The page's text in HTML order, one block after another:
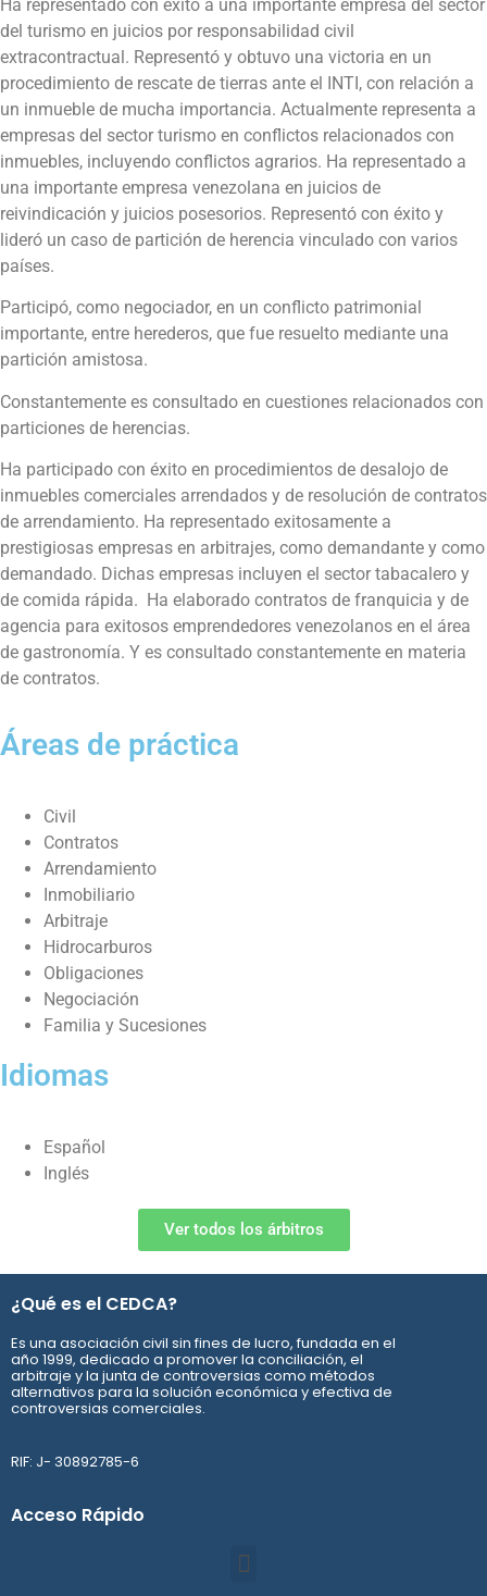
Ha representado con éxito a una importante empresa del sector
del turismo en juicios por responsabilidad civil
extracontractual. Representó y obtuvo una victoria en un
procedimiento de rescate de tierras ante el INTI, con relación a
un inmueble de mucha importancia. Actualmente representa a
empresas del sector turismo en conflictos relacionados con
inmuebles, incluyendo conflictos agrarios. Ha representado a
una importante empresa venezolana en juicios de
reivindicación y juicios posesorios. Representó con éxito y
lideró un caso de partición de herencia vinculado con varios
países.
Participó, como negociador, en un conflicto patrimonial
importante, entre herederos, que fue resuelto mediante una
partición amistosa.
Constantemente es consultado en cuestiones relacionados con
particiones de herencias.
Ha participado con éxito en procedimientos de desalojo de
inmuebles comerciales arrendados y de resolución de contratos
de arrendamiento. Ha representado exitosamente a
prestigiosas empresas en arbitrajes, como demandante y como
demandado. Dichas empresas incluyen el sector tabacalero y
de comida rápida. Ha elaborado contratos de franquicia y de
agencia para exitosos emprendedores venezolanos en el área
de gastronomía. Y es consultado constantemente en materia
de contratos.
Áreas de práctica
Civil
Contratos
Arrendamiento
Inmobiliario
Arbitraje
Hidrocarburos
Obligaciones
Negociación
Familia y Sucesiones
Idiomas
Español
Inglés
Ver todos los árbitros
¿Qué es el CEDCA?
Es una asociación civil sin fines de lucro, fundada en el
año 1999, dedicado a promover la conciliación, el
arbitraje y la junta de controversias como métodos
alternativos para la solución económica y efectiva de
controversias comerciales.
RIF: J- 30892785-6
Acceso Rápido